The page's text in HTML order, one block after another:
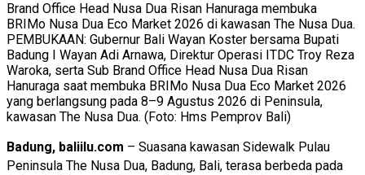
PEMBUKAAN: Gubernur Bali Wayan Koster bersama Bupati
Badung I Wayan Adi Arnawa, Direktur Operasi ITDC Troy Reza
Waroka, serta Sub Brand Office Head Nusa Dua Risan
Hanuraga saat membuka BRIMo Nusa Dua Eco Market 2026
yang berlangsung pada 8–9 Agustus 2026 di Peninsula,
kawasan The Nusa Dua. (Foto: Hms Pemprov Bali)
Badung, baliilu.com – Suasana kawasan Sidewalk Pulau
Peninsula The Nusa Dua, Badung, Bali, terasa berbeda pada